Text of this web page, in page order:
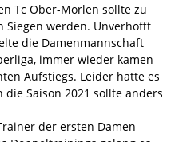
Tc Ober-Mörlen sollte zu
Siegen werden. Unverhofft
die Damenmannschaft
immer wieder kamen
Aufstiegs. Leider hatte es
Saison 2021 sollte anders
der ersten Damen